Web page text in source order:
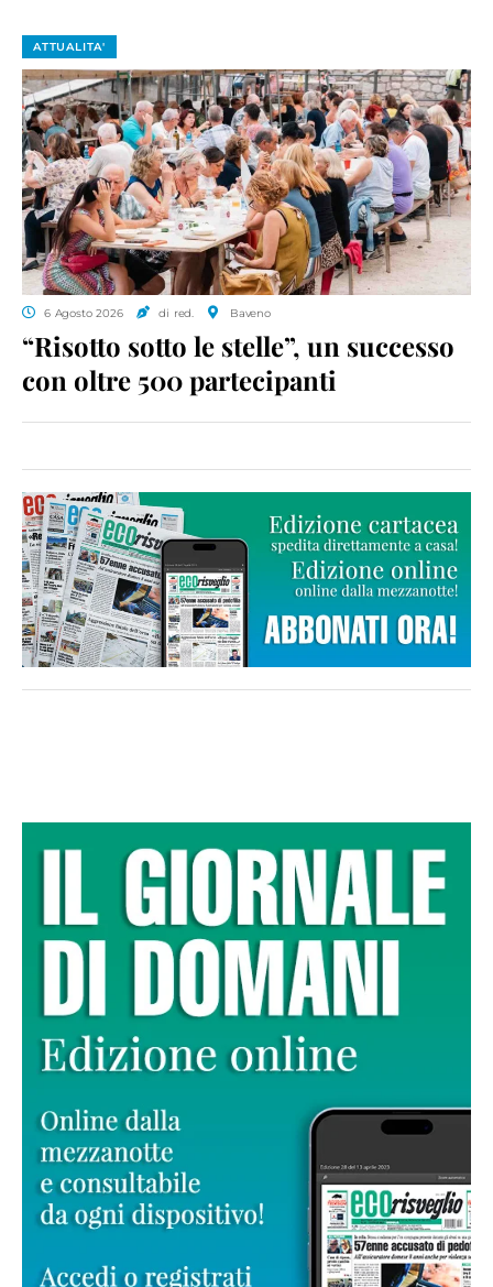
ATTUALITA'
6 Agosto 2026 di red. Baveno
“Risotto sotto le stelle”, un successo
con oltre 500 partecipanti